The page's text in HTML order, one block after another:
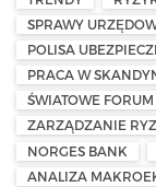
SPRAWY
POLISA
PRACA W
ŚWIATOWE
ZARZĄDZANIE
NORGES BANK
ANALIZA